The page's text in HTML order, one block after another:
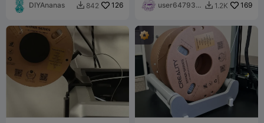
Spulenhalter für TPU
DIYAnanas  842 126
user647935
 1.2K 169